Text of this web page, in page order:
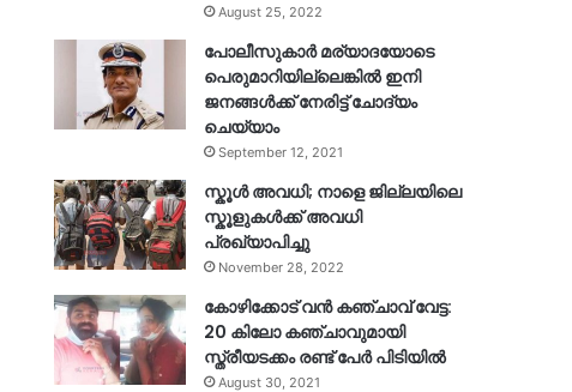
August 25, 2022
പോലീസുകാര്‍ മര്യാദയോടെ
പെരുമാറിയില്ലെങ്കില്‍ ഇനി
ജനങ്ങള്‍ക്ക് നേരിട്ട് ചോദ്യം
ചെയ്യാം
September 12, 2021
സ്കൂൾ അവധി; നാളെ ജില്ലയിലെ
സ്കൂളുകൾക്ക് അവധി
പ്രഖ്യാപിച്ചു
November 28, 2022
കോഴിക്കോട് വൻ കഞ്ചാവ് വേട്ട:
20 കിലോ കഞ്ചാവുമായി
സ്ത്രീയടക്കം രണ്ട് പേർ പിടിയിൽ
August 30, 2021